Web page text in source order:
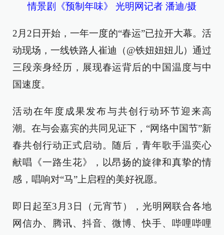
情景剧《预制年味》 光明网记者 潘迪/摄
2月2日开始，一年一度的“春运”已拉开大幕。活
动现场，一线铁路人崔迪（@铁妞妞妞儿）通过
三段亲身经历，展现春运背后的中国温度与中
国速度。
活动在年度成果发布与共创行动环节迎来高
潮。在与会嘉宾的共同见证下，“网络中国节”新
春共创行动正式启动。随后，青年歌手温奕心
献唱《一路生花》，以昂扬的旋律和真挚的情
感，唱响对“马”上启程的美好祝愿。
即日起至3月3日（元宵节），光明网联合各地
网信办、腾讯、抖音、微博、快手、哔哩哔哩